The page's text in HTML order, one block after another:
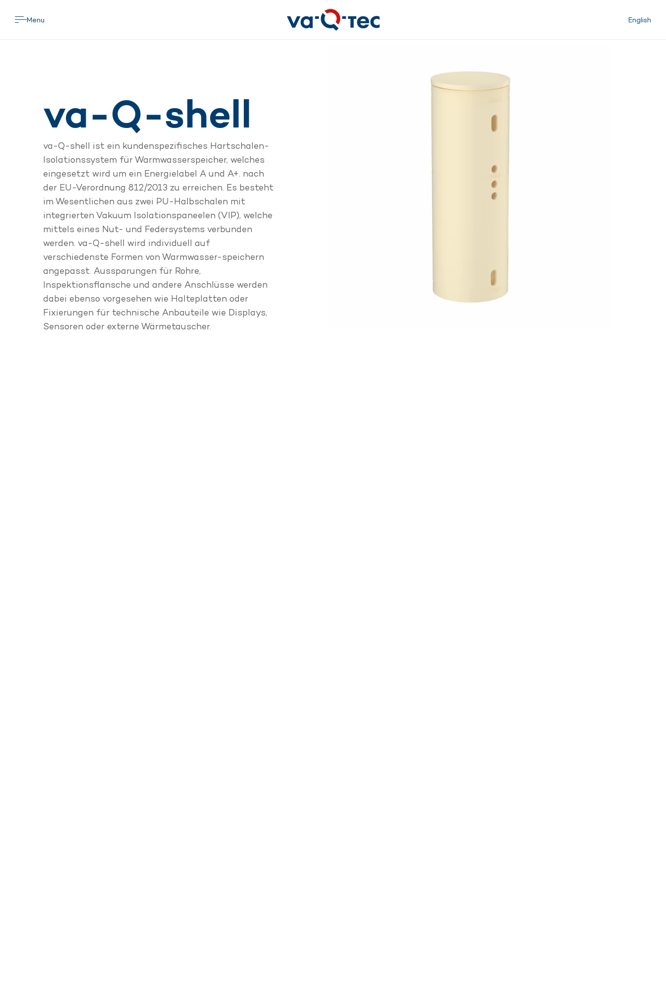
Menu English
va-Q-shell
va-Q-shell ist ein kundenspezifisches Hartschalen-
Isolationssystem für Warmwasserspeicher, welches
eingesetzt wird um ein Energielabel A und A+. nach
der EU-Verordnung 812/2013 zu erreichen. Es besteht
im Wesentlichen aus zwei PU-Halbschalen mit
integrierten Vakuum Isolationspaneelen (VIP), welche
mittels eines Nut- und Federsystems verbunden
werden. va-Q-shell wird individuell auf
verschiedenste Formen von Warmwasser-speichern
angepasst. Aussparungen für Rohre,
Inspektionsflansche und andere Anschlüsse werden
dabei ebenso vorgesehen wie Halteplatten oder
Fixierungen für technische Anbauteile wie Displays,
Sensoren oder externe Wärmetauscher.